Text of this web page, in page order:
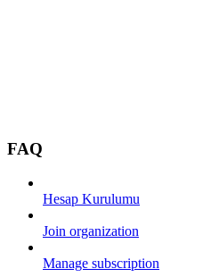
FAQ
Hesap Kurulumu
Join organization
Manage subscription